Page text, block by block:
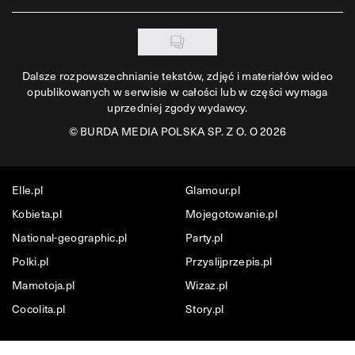
Dalsze rozpowszechnianie tekstów, zdjęć i materiałów wideo
opublikowanych w serwisie w całości lub w części wymaga
uprzedniej zgody wydawcy.
©BURDA MEDIA POLSKA SP. Z O. O 2026
Elle.pl
Glamour.pl
Kobieta.pl
Mojegotowanie.pl
National-geographic.pl
Party.pl
Polki.pl
Przyslijprzepis.pl
Mamotoja.pl
Wizaz.pl
Cocolita.pl
Story.pl